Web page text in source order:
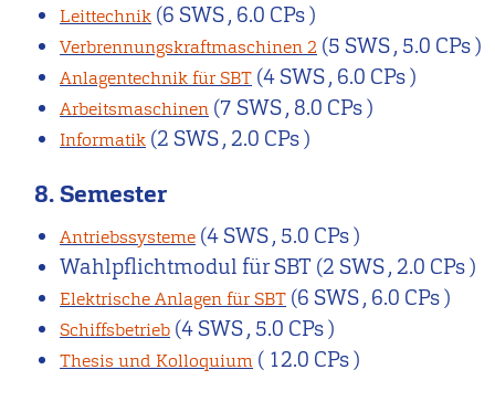
Leittechnik (6 SWS , 6.0 CPs )
Verbrennungskraftmaschinen 2 (5 SWS , 5.0 CPs )
Anlagentechnik für SBT (4 SWS , 6.0 CPs )
Arbeitsmaschinen (7 SWS , 8.0 CPs )
Informatik (2 SWS , 2.0 CPs )
8. Semester
Antriebssysteme (4 SWS , 5.0 CPs )
Wahlpflichtmodul für SBT (2 SWS , 2.0 CPs )
Elektrische Anlagen für SBT (6 SWS , 6.0 CPs )
Schiffsbetrieb (4 SWS , 5.0 CPs )
Thesis und Kolloquium ( 12.0 CPs )